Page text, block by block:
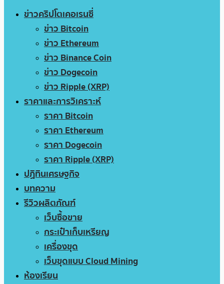
ข่าวคริปโตเคอเรนซี่
ข่าว Bitcoin
ข่าว Ethereum
ข่าว Binance Coin
ข่าว Dogecoin
ข่าว Ripple (XRP)
ราคาและการวิเคราะห์
ราคา Bitcoin
ราคา Ethereum
ราคา Dogecoin
ราคา Ripple (XRP)
ปฏิทินเศรษฐกิจ
บทความ
รีวิวผลิตภัณฑ์
เว็บซื้อขาย
กระเป๋าเก็บเหรียญ
เครื่องขุด
เว็บขุดแบบ Cloud Mining
ห้องเรียน